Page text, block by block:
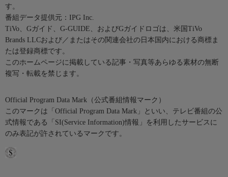
す。
番組データ提供元：IPG Inc.
TiVo、Gガイド、G-GUIDE、およびGガイドロゴは、米国TiVo
Brands LLCおよび／またはその関連会社の日本国内における商標ま
たは登録商標です。
このホームページに掲載している記事・写真等あらゆる素材の無断
複写・転載を禁じます。
Official Program Data Mark（公式番組情報マーク）
このマークは「Official Program Data Mark」といい、テレビ番組の公
式情報である「SI(Service Information)情報」を利用したサービスに
のみ表記が許されているマークです。